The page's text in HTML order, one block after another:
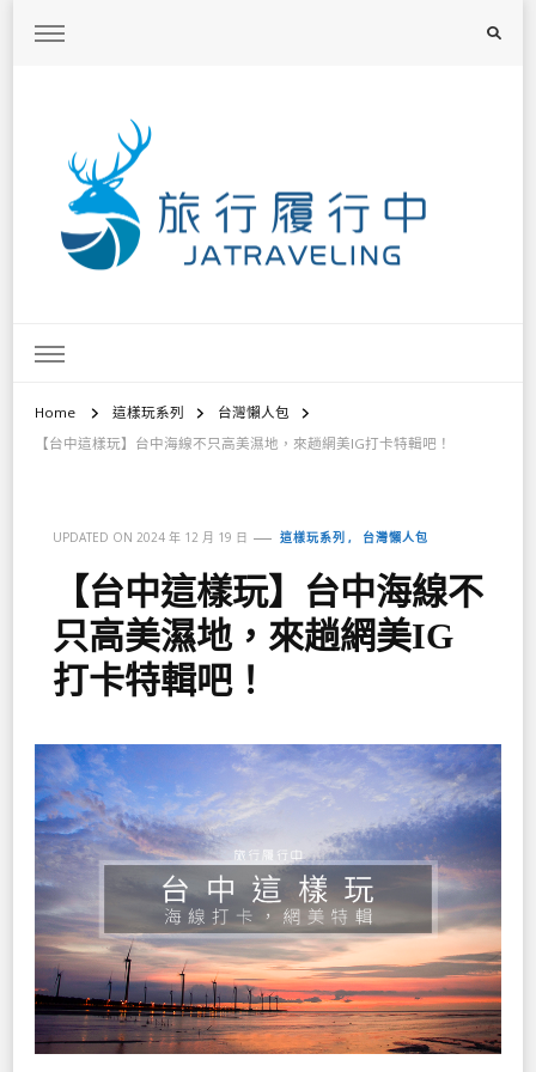
Home 這樣玩系列
台灣懶人包
【台中這樣玩】台中海線不只高美濕地，來趟網美IG打卡特輯吧！
UPDATED ON 2024 年 12 月 19 日 這樣玩系列 台灣懶人包
【台中這樣玩】台中海線不
只高美濕地，來趟網美IG
打卡特輯吧！